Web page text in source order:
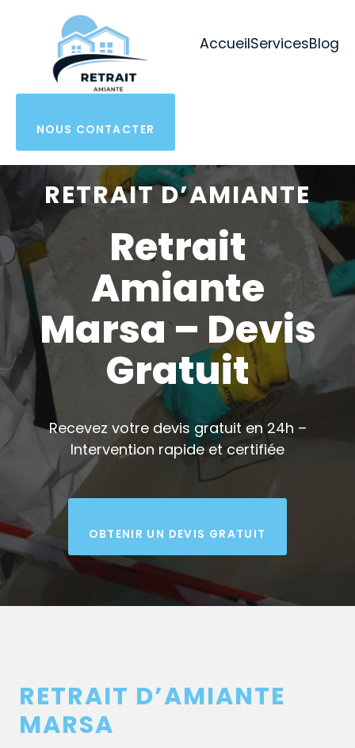
AccueilServicesBlog
NOUS CONTACTER
RETRAIT D’AMIANTE
Retrait
Amiante
Marsa – Devis
Gratuit
Recevez votre devis gratuit en 24h –
Intervention rapide et certifiée
OBTENIR UN DEVIS GRATUIT
RETRAIT D’AMIANTE
MARSA